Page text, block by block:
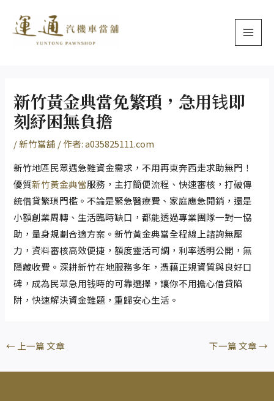
新竹黃金典當免繁瑣，急用钱即
刻紓困無負擔
/新竹當舖 / 作者:a035825111.com
新竹地區民眾遇急難資金需求，不用再東奔西走求助無門！
優質新竹黃金典當服務，主打簡便流程、快速審核，打破傳
統借貸繁瑣門檻。不論是緊急醫療費、家庭應急開銷，還是
小額創業周轉、生活臨時缺口，都能透過專業團隊一對一協
助，量身規劃合適方案。新竹黃金典當全程線上諮詢無壓
力，資料審核高效便捷，額度靈活可調，利率透明公開，無
隱藏收費。深耕新竹在地服務多年，憑藉正規資質與良好口
碑，成為民眾急用钱時的可靠選擇，讓你不用擔心借貸陷
阱，快速解決資金難題，重歸安心生活。
navigation
← 上一篇 文章 下一篇 文章→